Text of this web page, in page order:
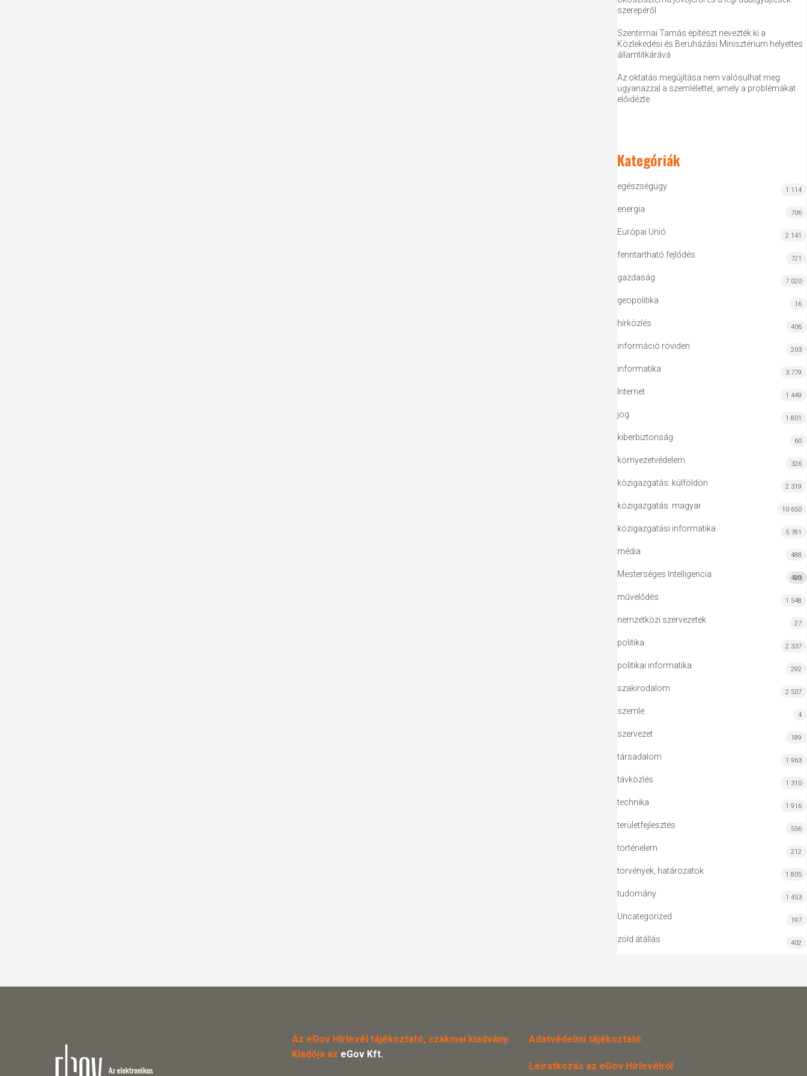
szerepéről
Szentirmai Tamás építészt nevezték ki a
Közlekedési és Beruházási Minisztérium helyettes
államtitkárává
Az oktatás megújítása nem valósulhat meg
ugyanazzal a szemlélettel, amely a problémákat
előidézte
Kategóriák
egészségügy 1 114
energia 706
Európai Unió 2 141
fenntartható fejlődés 721
gazdaság 7 020
geopolitika 16
hírközlés 406
információ röviden 203
informatika 3 779
Internet 1 449
jog 1 801
kiberbiztonság 60
környezetvédelem 326
közigazgatás: külföldön 2 319
közigazgatás: magyar 10 650
közigazgatási informatika 5 781
média 488
Mesterséges Intelligencia MI
420
művelődés 1 548
nemzetközi szervezetek 27
politika 2 337
politikai informatika 292
szakirodalom 2 507
szemle 4
szervezet 189
társadalom 1 963
távközlés 1 310
technika 1 916
területfejlesztés 556
történelem 212
törvények, határozatok 1 805
tudomány 1 453
Uncategorized 197
zöld átállás 402
Az eGov Hírlevél tájékoztató, szakmai kiadvány.
Kiadója az eGov Kft.
Adatvédelmi tájékoztató
Leiratkozás az eGov Hírlevélről